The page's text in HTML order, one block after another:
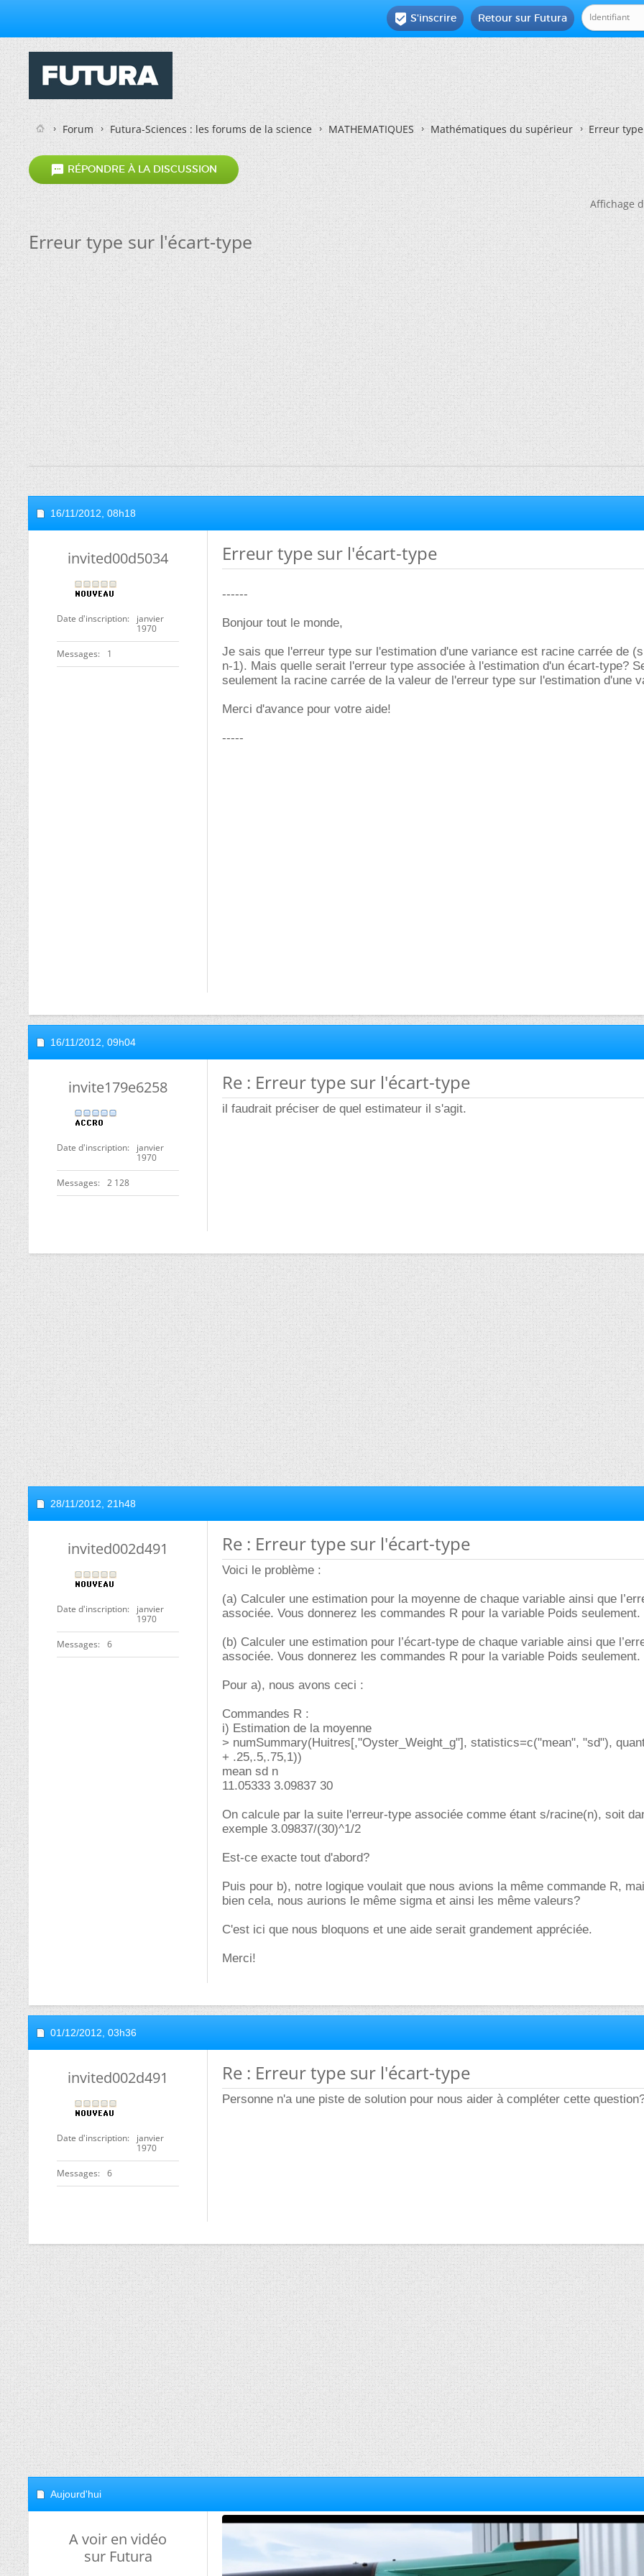
Retour sur Futura
 S'inscrire
Forum Futura-Sciences : les forums de la science MATHEMATIQUES Mathématiques du supérieur Erreur
 RÉPONDRE À LA DISCUSSION
Affichage
Erreur type sur l'écart-type
16/11/2012, 08h18
invited00d5034
Date d'inscription
janvier
1970
Messages 1
Erreur type sur l'écart-type
------
Bonjour tout le monde,
Je sais que l'erreur type sur l'estimation d'une variance est racine carrée de
n-1). Mais quelle serait l'erreur type associée à l'estimation d'un écart-type?
seulement la racine carrée de la valeur de l'erreur type sur l'estimation d'une
Merci d'avance pour votre aide!
-----
16/11/2012, 09h04
invite179e6258
Date d'inscription
janvier
1970
Messages 2 128
Re : Erreur type sur l'écart-type
il faudrait préciser de quel estimateur il s'agit.
28/11/2012, 21h48
invited002d491
Date d'inscription
janvier
1970
Messages 6
Re : Erreur type sur l'écart-type
Voici le problème :
(a) Calculer une estimation pour la moyenne de chaque variable ainsi que
associée. Vous donnerez les commandes R pour la variable Poids seulement.
(b) Calculer une estimation pour l’écart-type de chaque variable ainsi que
associée. Vous donnerez les commandes R pour la variable Poids seulement.
Pour a), nous avons ceci :
Commandes R :
i) Estimation de la moyenne
> numSummary(Huitres[,"Oyster_Weight_g"], statistics=c("mean", "sd"),
+ .25,.5,.75,1))
mean sd n
11.05333 3.09837 30
On calcule par la suite l'erreur-type associée comme étant s/racine(n), soit
exemple 3.09837/(30)^1/2
Est-ce exacte tout d'abord?
Puis pour b), notre logique voulait que nous avions la même commande R,
bien cela, nous aurions le même sigma et ainsi les même valeurs?
C'est ici que nous bloquons et une aide serait grandement appréciée.
Merci!
01/12/2012, 03h36
invited002d491
Date d'inscription
janvier
1970
Messages 6
Re : Erreur type sur l'écart-type
Personne n'a une piste de solution pour nous aider à compléter cette
Aujourd'hui
A voir en vidéo
sur Futura